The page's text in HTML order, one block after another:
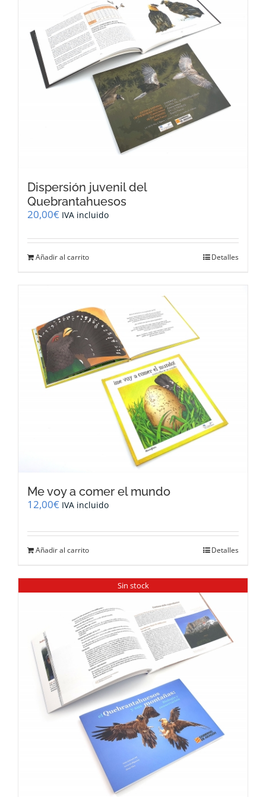
Dispersión juvenil del
Quebrantahuesos
20,00€ IVA incluido
Añadir al carrito Detalles
Me voy a comer el mundo
12,00€ IVA incluido
Añadir al carrito Detalles
Sin stock